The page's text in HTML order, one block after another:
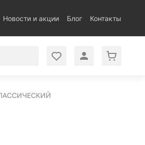
Новости и акции Блог Контакты